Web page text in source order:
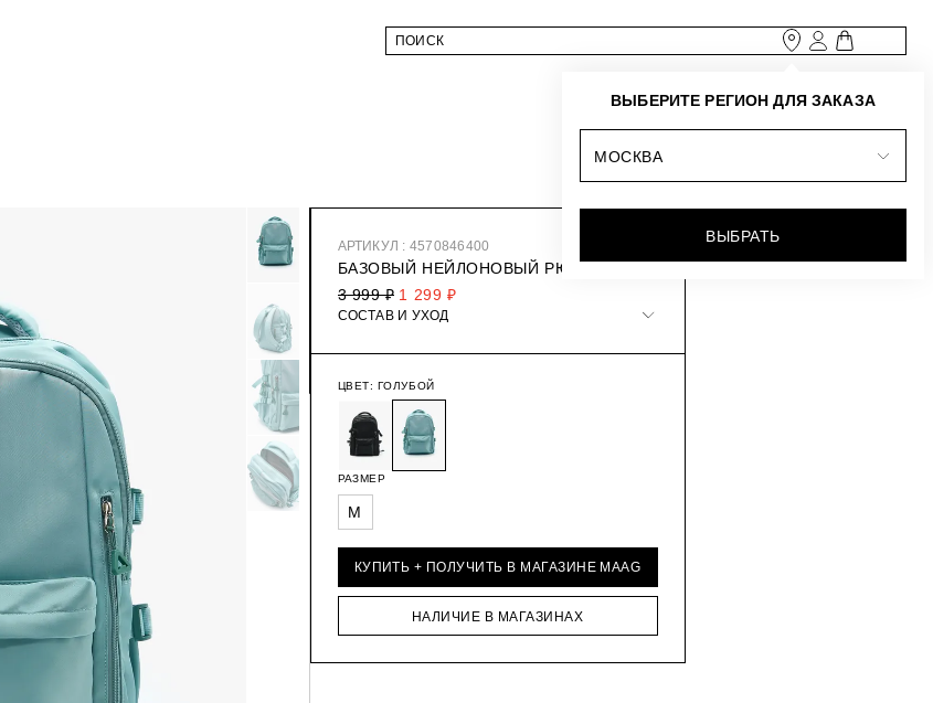
АРТИКУЛ : 4570846400
БАЗОВЫЙ НЕЙЛОНОВЫЙ РЮКЗАК
1 299 ₽
3 999 ₽
СОСТАВ И УХОД
ЦВЕТ: ГОЛУБОЙ
РАЗМЕР
M
КУПИТЬ + ПОЛУЧИТЬ В МАГАЗИНЕ MAAG
НАЛИЧИЕ В МАГАЗИНАХ
ВЫБЕРИТЕ РЕГИОН ДЛЯ ЗАКАЗА
МОСКВА
ВЫБРАТЬ